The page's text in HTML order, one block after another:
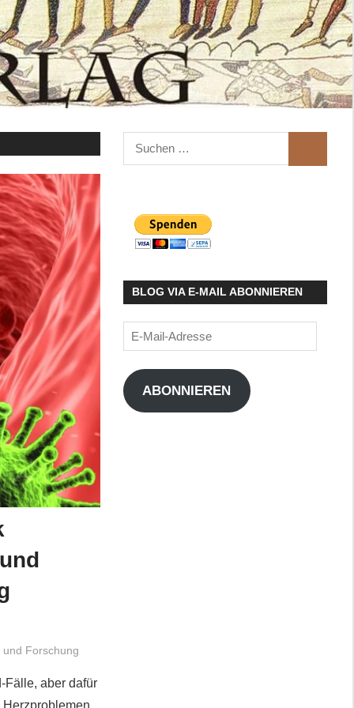
Forschung
Fälle, aber dafür
Suchen
nach:
BLOG VIA E-MAIL ABONNIEREN
E-
Mail-
Adresse
ABONNIEREN